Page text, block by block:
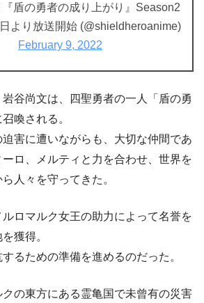
盾の勇者の成り上がり』Season2
より放送開始 (@shieldheroanime)
February 9, 2022
谷尚文は、四聖勇者の一人「盾の勇
喚される。
害に遭いながらも、大切な仲間であ
ロ、メルティと力を合わせ、世界を
人々を守ってきた。
ロマルク女王の助力によって名誉を
獲得。
るための準備を進めるのだった。
の東方にある霊亀国で未曾有の災害